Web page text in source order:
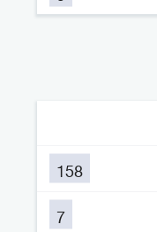
158
7